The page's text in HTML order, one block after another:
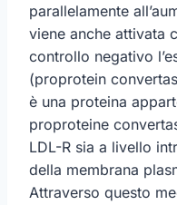
parallelamente
viene anche attivata
controllo negativo
(proprotein
è una proteina
proproteine
LDL-R sia a livello
della membrana
Attraverso questo